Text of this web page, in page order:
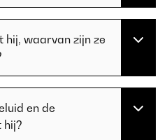
hij, waarvan zijn ze
en de
hij?